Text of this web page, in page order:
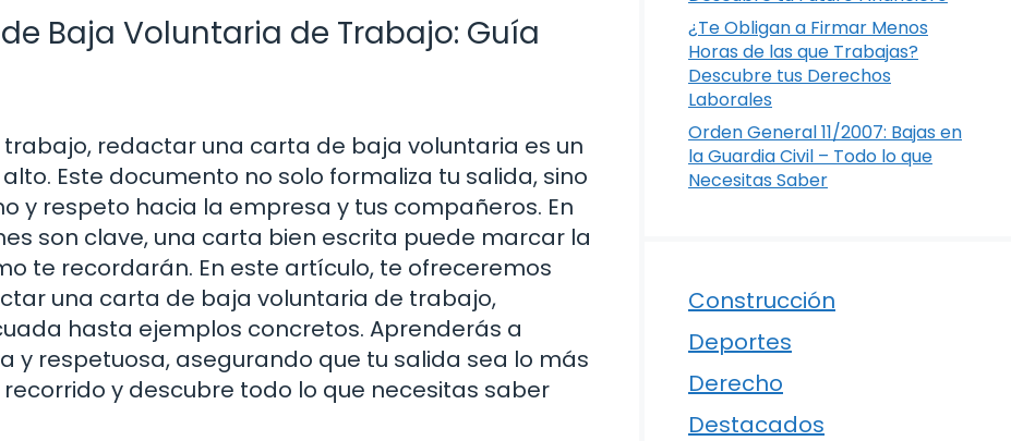
Baja Voluntaria de Trabajo: Guía
redactar una carta de baja voluntaria es un
Este documento no solo formaliza tu salida, sino
y respeto hacia la empresa y tus compañeros. En
son clave, una carta bien escrita puede marcar la
te recordarán. En este artículo, te ofreceremos
una carta de baja voluntaria de trabajo,
hasta ejemplos concretos. Aprenderás a
y respetuosa, asegurando que tu salida sea lo más
y descubre todo lo que necesitas saber
¿Te Obligan a Firmar Menos
Horas de las que Trabajas?
Descubre tus Derechos
Laborales
Orden General 11/2007: Bajas en
la Guardia Civil – Todo lo que
Necesitas Saber
Construcción
Deportes
Derecho
Destacados